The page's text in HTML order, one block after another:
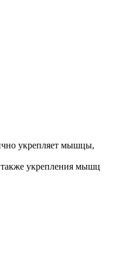
укрепляет мышцы,
также укрепления мышц